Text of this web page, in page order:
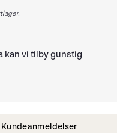
kan vi tilby gunstig
Kundeanmeldelser